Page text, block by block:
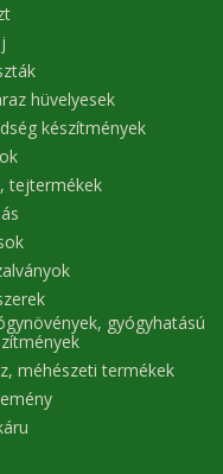
hüvelyesek
készítmények
tejtermékek
gyógyhatású
méhészeti termékek